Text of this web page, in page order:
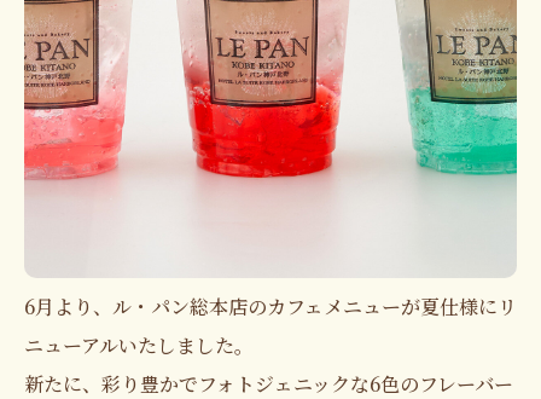
6月より、ル・パン総本店のカフェメニューが夏仕様にリ
ニューアルいたしました。
新たに、彩り豊かでフォトジェニックな6色のフレーバー